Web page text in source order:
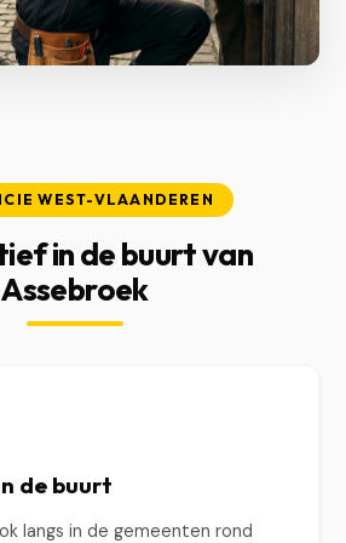
WEST-VLAANDEREN
in de buurt van
Assebroek
de buurt
langs in de gemeenten rond